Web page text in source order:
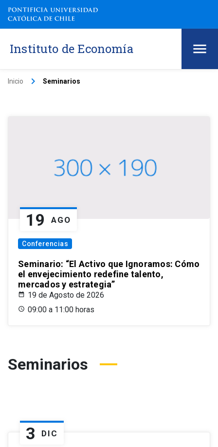
Instituto de Economía
Inicio keyboard_arrow_right Seminarios
19 AGO
Conferencias
Seminario: “El Activo que Ignoramos: Cómo
el envejecimiento redefine talento,
mercados y estrategia”
19 de Agosto de 2026
09:00 a 11:00 horas
Seminarios
3 DIC